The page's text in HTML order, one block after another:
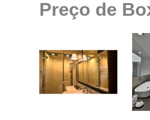
Preço de